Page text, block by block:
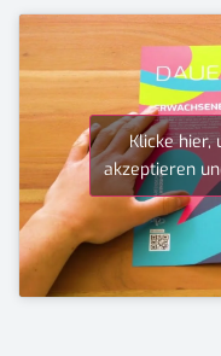
Klicke hier,
akzeptieren